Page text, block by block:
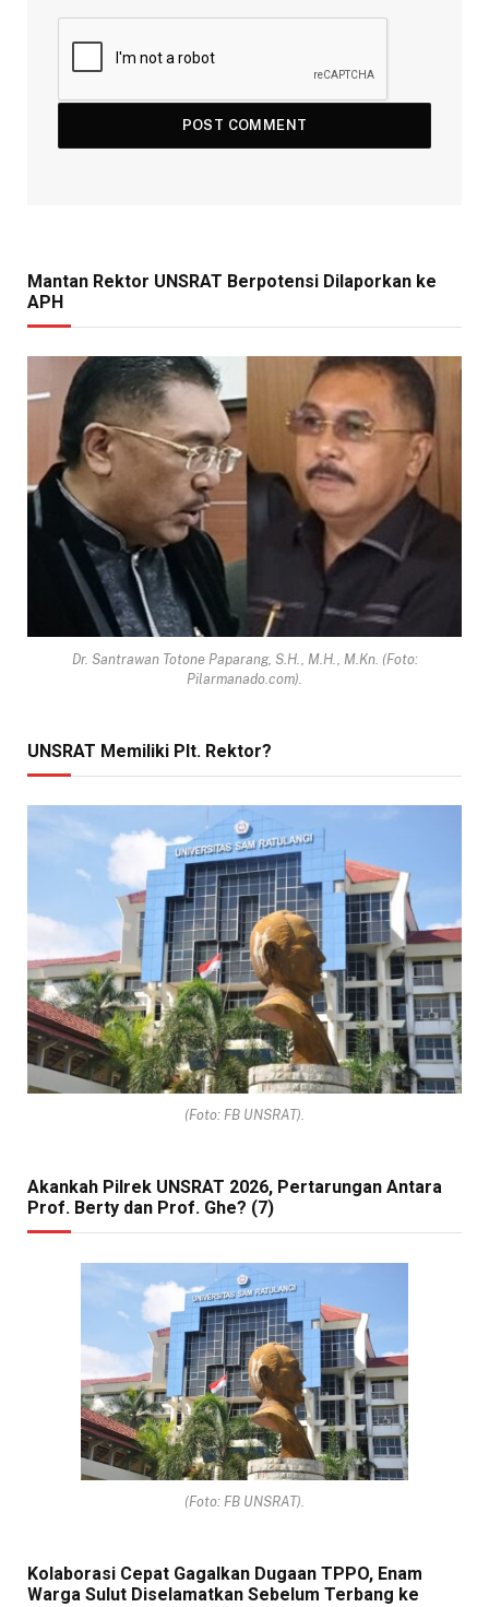
Mantan Rektor UNSRAT Berpotensi Dilaporkan ke
APH
Dr. Santrawan Totone Paparang, S.H., M.H., M.Kn. (Foto:
Pilarmanado.com).
UNSRAT Memiliki Plt. Rektor?
(Foto: FB UNSRAT).
Akankah Pilrek UNSRAT 2026, Pertarungan Antara
Prof. Berty dan Prof. Ghe? (7)
(Foto: FB UNSRAT).
Kolaborasi Cepat Gagalkan Dugaan TPPO, Enam
Warga Sulut Diselamatkan Sebelum Terbang ke